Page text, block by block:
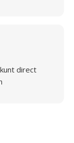
direct